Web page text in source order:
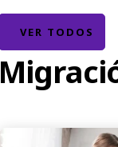
VER TODOS